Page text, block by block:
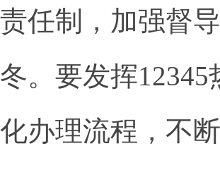
任制，加强督
。要发挥
办理流程，不